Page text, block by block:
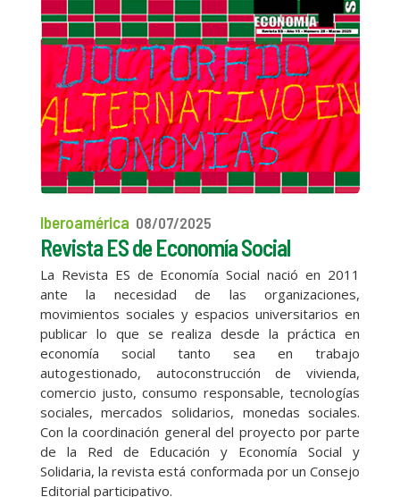
Iberoamérica 08/07/2025
Revista ES de Economía Social
La Revista ES de Economía Social nació en 2011
ante la necesidad de las organizaciones,
movimientos sociales y espacios universitarios en
publicar lo que se realiza desde la práctica en
economía social tanto sea en trabajo
autogestionado, autoconstrucción de vivienda,
comercio justo, consumo responsable, tecnologías
sociales, mercados solidarios, monedas sociales.
Con la coordinación general del proyecto por parte
de la Red de Educación y Economía Social y
Solidaria, la revista está conformada por un Consejo
Editorial participativo.